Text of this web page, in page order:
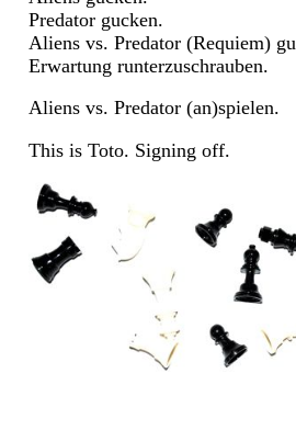
Predator gucken.
Aliens vs. Predator (Requiem)
Erwartung runterzuschrauben.
Aliens vs. Predator (an)spielen.
This is Toto. Signing off.